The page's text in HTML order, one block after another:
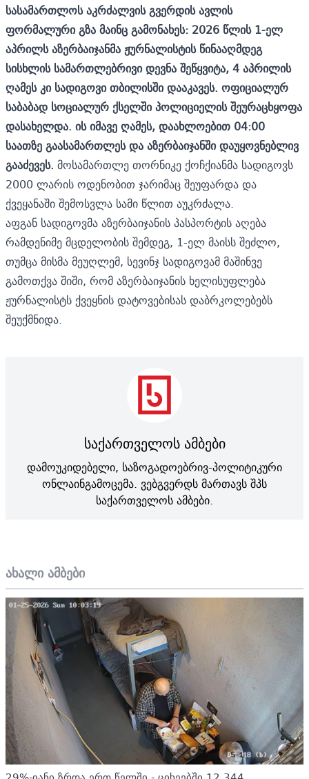
ახალი ამბები
სასამართლოს აკრძალვის გვერდის ავლის
ფორმალური გზა მაინც გამონახეს: 2026 წლის 1-ელ
აპრილს აზერბაიჯანმა ჟურნალისტის წინააღმდეგ
სისხლის სამართლებრივი დევნა შეწყვიტა, 4 აპრილის
ღამეს კი სადიგოვი თბილისში დააკავეს. ოფიციალურ
საბაბად სოციალურ ქსელში პოლიციელის შეურაცხყოფა
დასახელდა. ის იმავე ღამეს, დაახლოებით 04:00
საათზე გაასამართლეს და აზერბაიჯანში დაუყოვნებლივ
გააძევეს. მოსამართლე თორნიკე ქოჩქიანმა სადიგოვს
2000 ლარის ოდენობით ჯარიმაც შეუფარდა და
ქვეყანაში შემოსვლა სამი წლით აუკრძალა.
აფგან სადიგოვმა აზერბაიჯანის პასპორტის აღება
რამდენიმე მცდელობის შემდეგ, 1-ელ მაისს შეძლო,
თუმცა მისმა მეუღლემ, სევინჯ სადიგოვამ მაშინვე
გამოთქვა შიში, რომ აზერბაიჯანის ხელისუფლება
ჟურნალისტს ქვეყნის დატოვებისას დაბრკოლებებს
შეუქმნიდა.
საქართველოს ამბები
დამოუკიდებელი, საზოგადოებრივ-პოლიტიკური
ონლაინგამოცემა. ვებგვერდს მართავს შპს
საქართველოს ამბები.